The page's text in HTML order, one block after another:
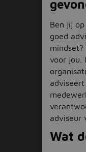
Ben jij
goed
voor jou.
adviseur
Wat